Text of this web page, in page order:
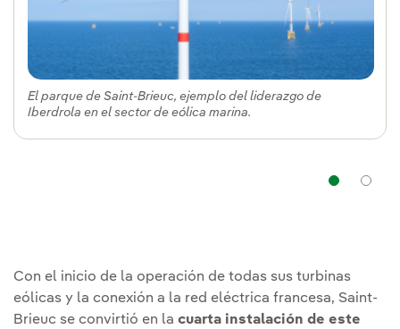
El parque de Saint-Brieuc, ejemplo del liderazgo de
Iberdrola en el sector de eólica marina.
Con el inicio de la operación de todas sus turbinas
eólicas y la conexión a la red eléctrica francesa, Saint-
Brieuc se convirtió en la cuarta instalación de este